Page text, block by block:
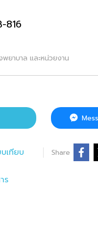
816
พยาบาล และหน่วยงาน
บเทียบ Share
ร